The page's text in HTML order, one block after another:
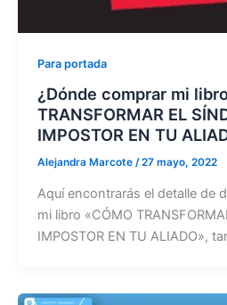
Para portada
¿Dónde comprar mi
TRANSFORMAR EL
IMPOSTOR EN TU
Alejandra Marcote /27 mayo, 2022
Aquí encontrarás el detalle de
mi libro «CÓMO
IMPOSTOR EN TU ALIADO»,